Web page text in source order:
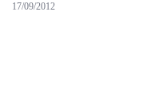
17/09/2012